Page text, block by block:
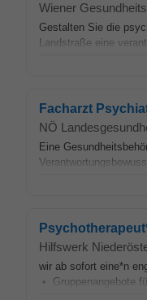
Wiener
Gestalten Sie die
Landstraße eine
Facharzt
NÖ
Eine
Hilfswerk
wir ab sofort eine*n
• Gruppenangebote